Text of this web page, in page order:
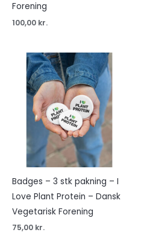
Forening
100,00 kr.
Badges – 3 stk pakning – I
Love Plant Protein – Dansk
Vegetarisk Forening
75,00 kr.